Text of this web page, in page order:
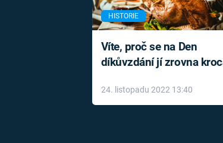
HISTORIE
Víte, proč se na Den
díkůvzdání jí zrovna
24. listopadu 2022 13:40